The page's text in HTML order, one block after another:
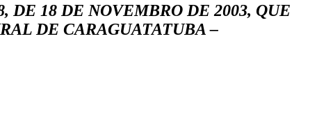
DE 18 DE NOVEMBRO DE 2003, QUE
DE CARAGUATATUBA –